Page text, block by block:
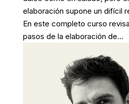
elaboración supone un difícil
En este completo curso
pasos de la elaboración de...